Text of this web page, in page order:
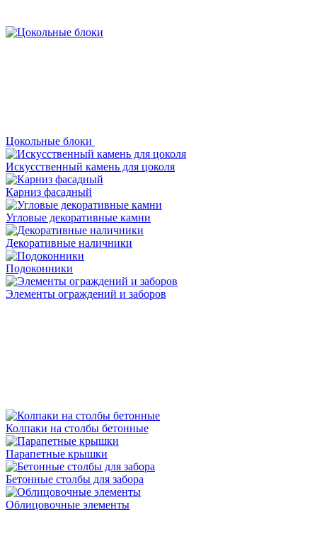
Цокольные блоки
Искусственный камень для цоколя
Карниз фасадный
Угловые декоративные камни
Декоративные наличники
Подоконники
Элементы ограждений и заборов
Колпаки на столбы бетонные
Парапетные крышки
Бетонные столбы для забора
Облицовочные элементы